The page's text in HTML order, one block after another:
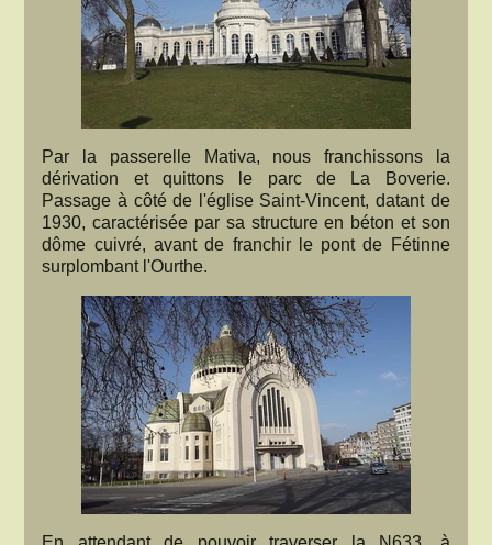
Par la passerelle Mativa, nous franchissons la
dérivation et quittons le parc de La Boverie.
Passage à côté de l'église Saint-Vincent, datant de
1930, caractérisée par sa structure en béton et son
dôme cuivré, avant de franchir le pont de Fétinne
surplombant l'Ourthe.